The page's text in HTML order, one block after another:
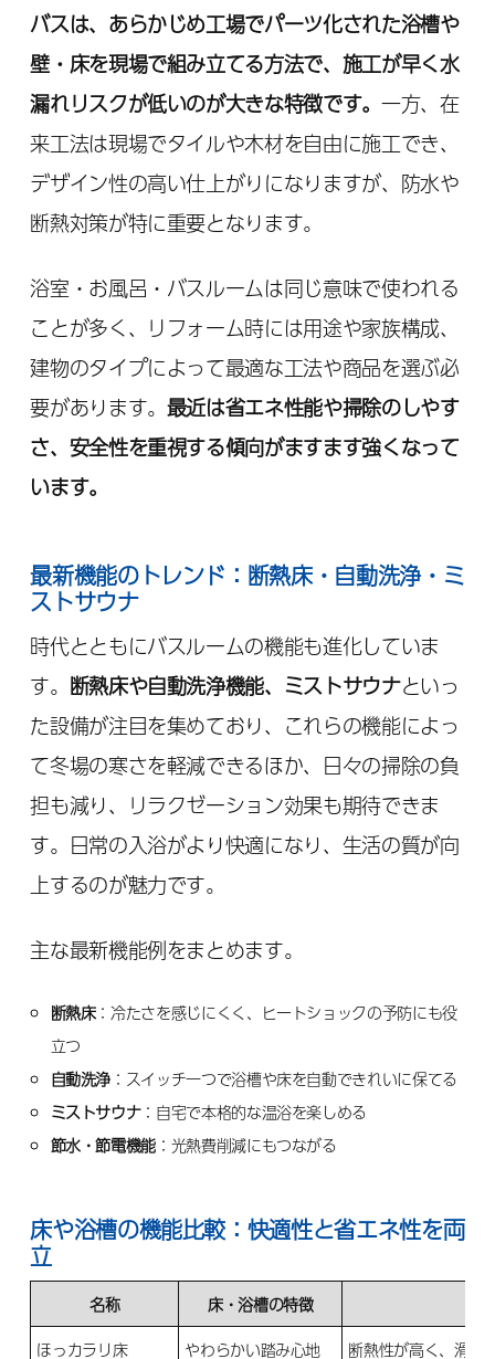
バスは、あらかじめ工場でパーツ化された浴槽や
壁・床を現場で組み立てる方法で、施工が早く水
漏れリスクが低いのが大きな特徴です。 一方、在
来工法は現場でタイルや木材を自由に施工でき、
デザイン性の高い仕上がりになりますが、防水や
断熱対策が特に重要となります。
浴室・お風呂・バスルームは同じ意味で使われる
ことが多く、リフォーム時には用途や家族構成、
建物のタイプによって最適な工法や商品を選ぶ必
要があります。 最近は省エネ性能や掃除のしやす
さ、安全性を重視する傾向がますます強くなって
います。
最新機能のトレンド：断熱床・自動洗浄・ミ
ストサウナ
時代とともにバスルームの機能も進化していま
す。 断熱床や自動洗浄機能、ミストサウナといっ
た設備が注目を集めており、これらの機能によっ
て冬場の寒さを軽減できるほか、日々の掃除の負
担も減り、リラクゼーション効果も期待できま
す。日常の入浴がより快適になり、生活の質が向
上するのが魅力です。
主な最新機能例をまとめます。
断熱床：冷たさを感じにくく、ヒートショックの予防にも役
立つ
自動洗浄 ：スイッチ一つで浴槽や床を自動できれいに保てる
ミストサウナ：自宅で本格的な温浴を楽しめる
節水・節電機能 ：光熱費削減にもつながる
床や浴槽の機能比較：快適性と省エネ性を両
立
名称
床・浴槽の特徴
ほっカラリ床
やわらかい踏み心地 断熱性が高く、滑り